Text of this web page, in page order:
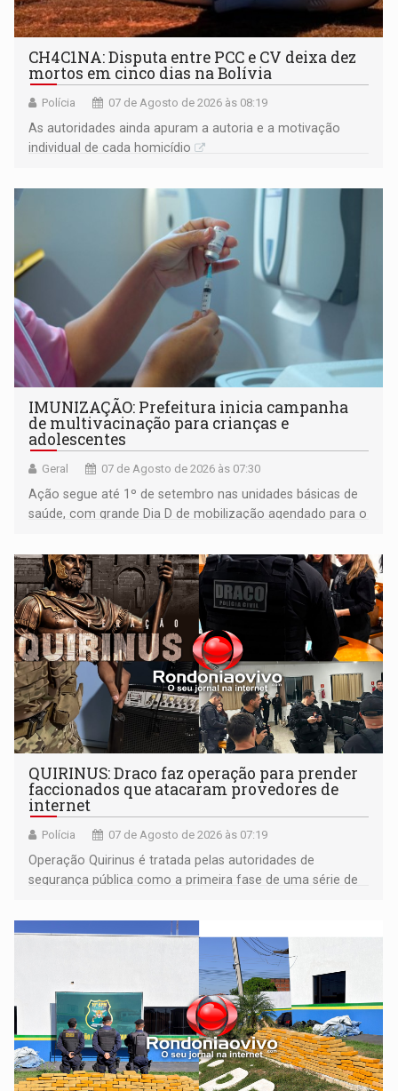
CH4C1NA: Disputa entre PCC e CV deixa dez
mortos em cinco dias na Bolívia
Polícia 07 de Agosto de 2026 às 08:19
As autoridades ainda apuram a autoria e a motivação
individual de cada homicídio
IMUNIZAÇÃO: Prefeitura inicia campanha
de multivacinação para crianças e
adolescentes
Geral 07 de Agosto de 2026 às 07:30
Ação segue até 1º de setembro nas unidades básicas de
saúde, com grande Dia D de mobilização agendado para o
QUIRINUS: Draco faz operação para prender
faccionados que atacaram provedores de
internet
Polícia 07 de Agosto de 2026 às 07:19
Operação Quirinus é tratada pelas autoridades de
segurança pública como a primeira fase de uma série de